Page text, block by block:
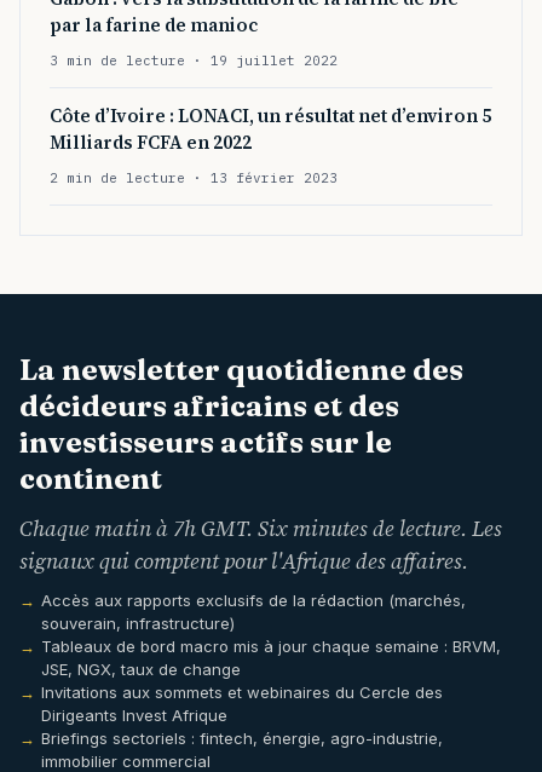
par la farine de manioc
3 min de lecture · 19 juillet 2022
Côte d’Ivoire : LONACI, un résultat net d’environ 5
Milliards FCFA en 2022
2 min de lecture · 13 février 2023
La newsletter quotidienne des
décideurs africains et des
investisseurs actifs sur le
continent
Chaque matin à 7h GMT. Six minutes de lecture. Les
signaux qui comptent pour l'Afrique des affaires.
Accès aux rapports exclusifs de la rédaction (marchés,
souverain, infrastructure)
Tableaux de bord macro mis à jour chaque semaine : BRVM,
JSE, NGX, taux de change
Invitations aux sommets et webinaires du Cercle des
Dirigeants Invest Afrique
Briefings sectoriels : fintech, énergie, agro-industrie,
immobilier commercial